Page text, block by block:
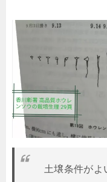
土壌条件がよい